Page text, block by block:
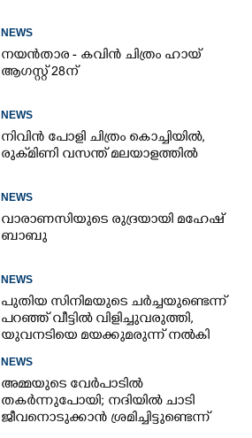
NEWS
നയൻതാര - കവിൻ ചിത്രം ഹായ്
ആഗസ്റ്റ് 28ന്
NEWS
നിവിൻ പോളി ചിത്രം കൊച്ചിയിൽ,
രുക്‌മിണി വസന്ത് മലയാളത്തിൽ
NEWS
വാരാണസിയുടെ രുദ്രയായി മഹേഷ്
ബാബു
NEWS
പുതിയ സിനിമയുടെ ചർച്ചയുണ്ടെന്ന്
പറ‍‌ഞ്ഞ് വീട്ടിൽ വിളിച്ചുവരുത്തി,
യുവനടിയെ മയക്കുമരുന്ന് നൽകി
NEWS
അമ്മയുടെ വേർപാടിൽ
തകർന്നുപോയി; നദിയിൽ ചാടി
ജീവനൊടുക്കാൻ ശ്രമിച്ചിട്ടുണ്ടെന്ന്
×
Share this link